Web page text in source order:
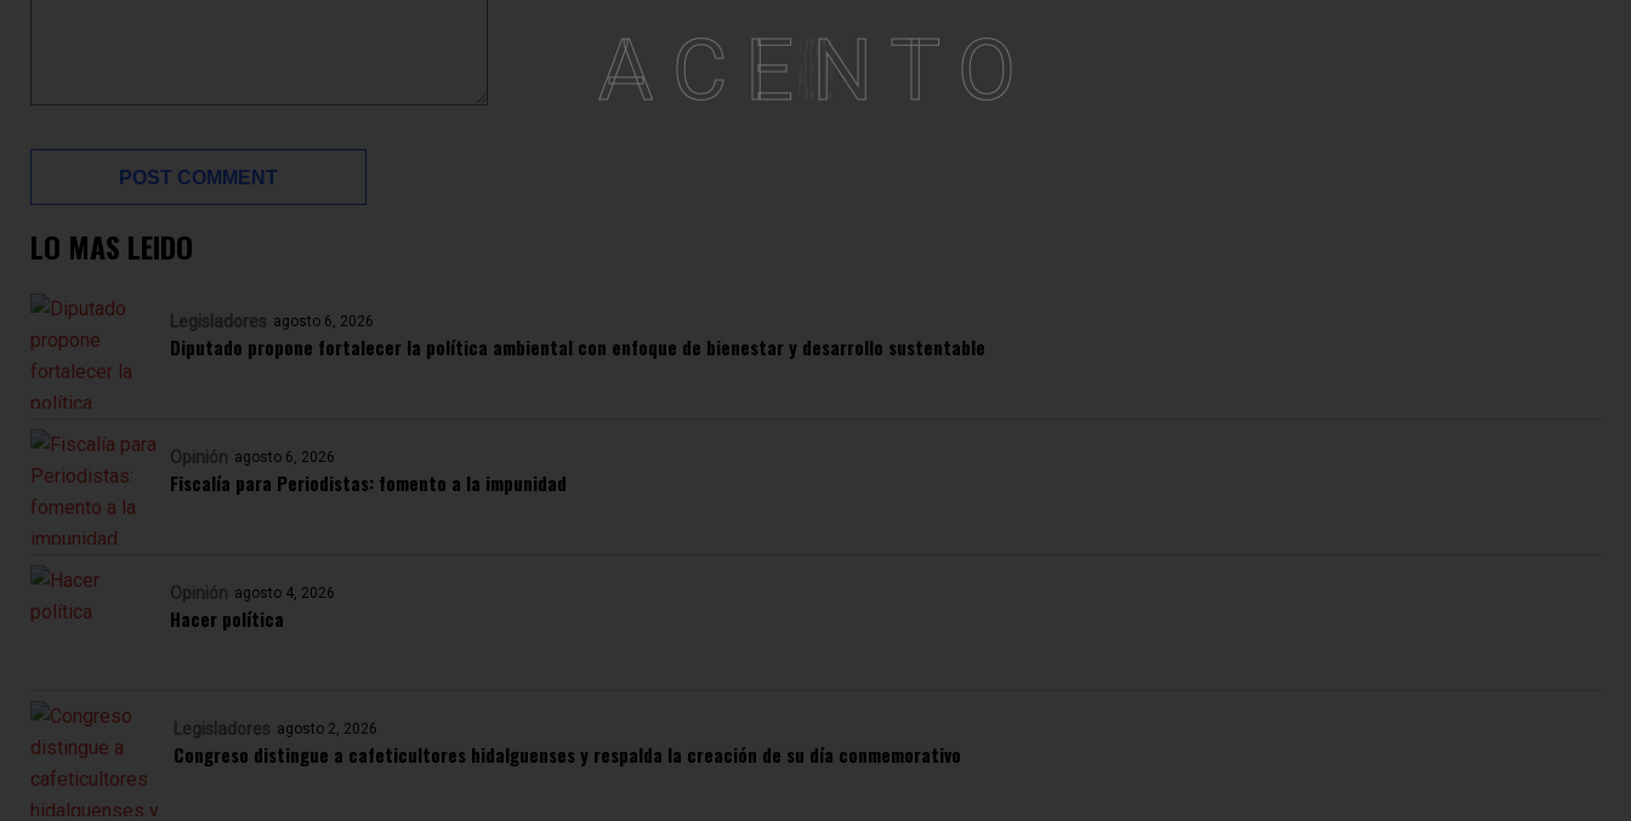
ACENTO
LO MAS LEIDO
Legisladores agosto 6, 2026
Diputado propone fortalecer la política ambiental con enfoque de bienestar y desarrollo sustentable
Opinión agosto 6, 2026
Fiscalía para Periodistas: fomento a la impunidad
Opinión agosto 4, 2026
Hacer política
Legisladores agosto 2, 2026
Congreso distingue a cafeticultores hidalguenses y respalda la creación de su día conmemorativo